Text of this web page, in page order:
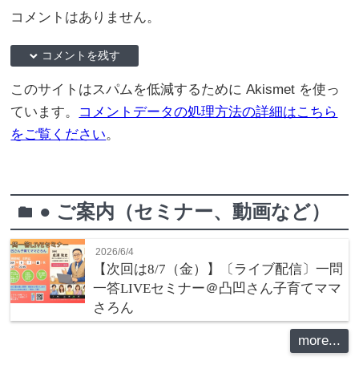
コメントはありません。
down コメントを残す
このサイトはスパムを低減するために Akismet を使っ
ています。 コメントデータの処理方法の詳細はこちら
をご覧ください。
folder ● ご案内（セミナー、動画など）
2026/6/4
【次回は8/7（金）】〔ライブ配信〕一問
一答LIVEセミナー＠凸凹さん子育てママ
さろん
more...